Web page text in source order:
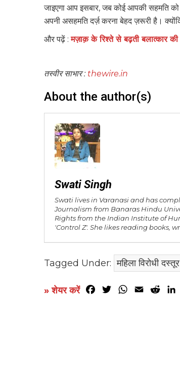
जाइएगा आप इसबार, जब कोई आपकी सहमति
अपनी असहमति दर्ज़ करना बेहद ज़रूरी है।
और पढ़ें :मज़ाक़ के रिश्ते से बढ़ती बलात्कार की
तस्वीर साभार : thewire.in
About the author(s)
Swati Singh
Swati lives in Varanasi and has
Journalism from Banaras Hindu
Rights from the Indian Institute of
'Control Z'. She likes reading books,
Tagged Under: महिला विरोधी दस्तूर
» शेयर करें Facebook
TwitterWhatsApp
Email